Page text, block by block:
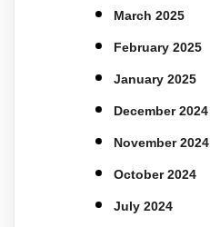
March 2025
February 2025
January 2025
December 2024
November 2024
October 2024
July 2024